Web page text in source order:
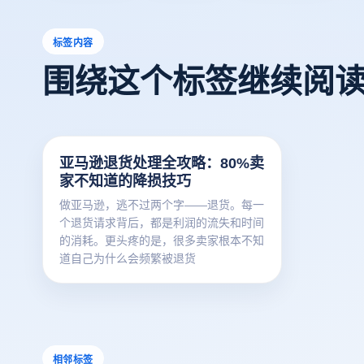
标签内容
围绕这个标签继续阅
亚马逊退货处理全攻略：80%卖
家不知道的降损技巧
做亚马逊，逃不过两个字——退货。每一
个退货请求背后，都是利润的流失和时间
的消耗。更头疼的是，很多卖家根本不知
道自己为什么会频繁被退货
相邻标签